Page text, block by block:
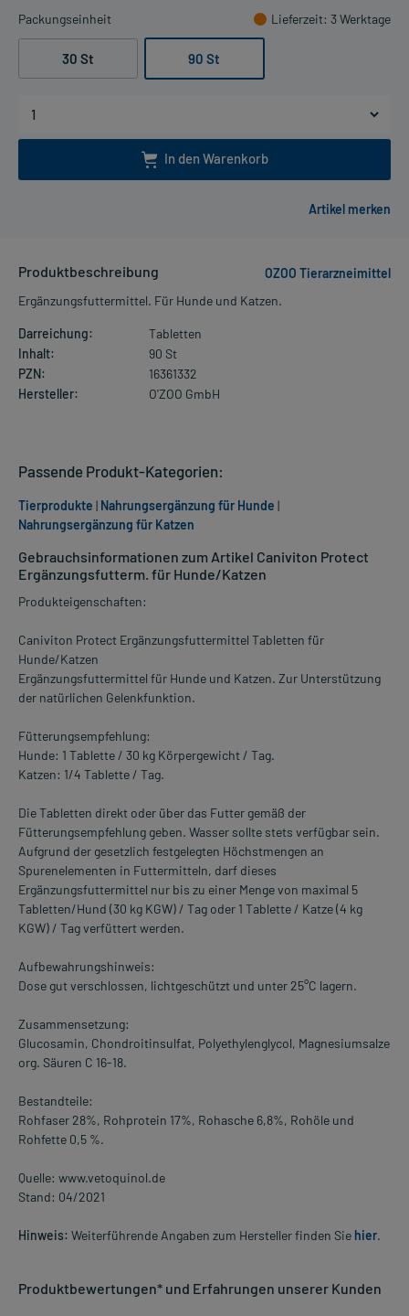
Packungseinheit Lieferzeit: 3 Werktage
30 St 90 St
In den Warenkorb
Produktbeschreibung
OZOO Tierarzneimittel
Ergänzungsfuttermittel. Für Hunde und Katzen.
Darreichung:
Tabletten
Inhalt:
90 St
PZN:
16361332
Hersteller:
O'ZOO GmbH
Gebrauchsinformationen zum Artikel Caniviton Protect
Ergänzungsfutterm. für Hunde/Katzen
Produkteigenschaften:
Caniviton Protect Ergänzungsfuttermittel Tabletten für
Hunde/Katzen
Ergänzungsfuttermittel für Hunde und Katzen. Zur Unterstützung
der natürlichen Gelenkfunktion.
Fütterungsempfehlung:
Hunde: 1 Tablette / 30 kg Körpergewicht / Tag.
Katzen: 1/4 Tablette / Tag.
Die Tabletten direkt oder über das Futter gemäß der
Fütterungsempfehlung geben. Wasser sollte stets verfügbar sein.
Aufgrund der gesetzlich festgelegten Höchstmengen an
Spurenelementen in Futtermitteln, darf dieses
Ergänzungsfuttermittel nur bis zu einer Menge von maximal 5
Tabletten/Hund (30 kg KGW) / Tag oder 1 Tablette / Katze (4 kg
KGW) / Tag verfüttert werden.
Aufbewahrungshinweis:
Dose gut verschlossen, lichtgeschützt und unter 25°C lagern.
Zusammensetzung:
Glucosamin, Chondroitinsulfat, Polyethylenglycol, Magnesiumsalze
org. Säuren C 16-18.
Bestandteile:
Rohfaser 28%, Rohprotein 17%, Rohasche 6,8%, Rohöle und
Rohfette 0,5 %.
Quelle: www.vetoquinol.de
Stand: 04/2021
Hinweis: Weiterführende Angaben zum Hersteller finden Sie hier.
Produktbewertungen* und Erfahrungen unserer Kunden
Passende Produkt-Kategorien:
Tierprodukte | Nahrungsergänzung für Hunde |
Nahrungsergänzung für Katzen